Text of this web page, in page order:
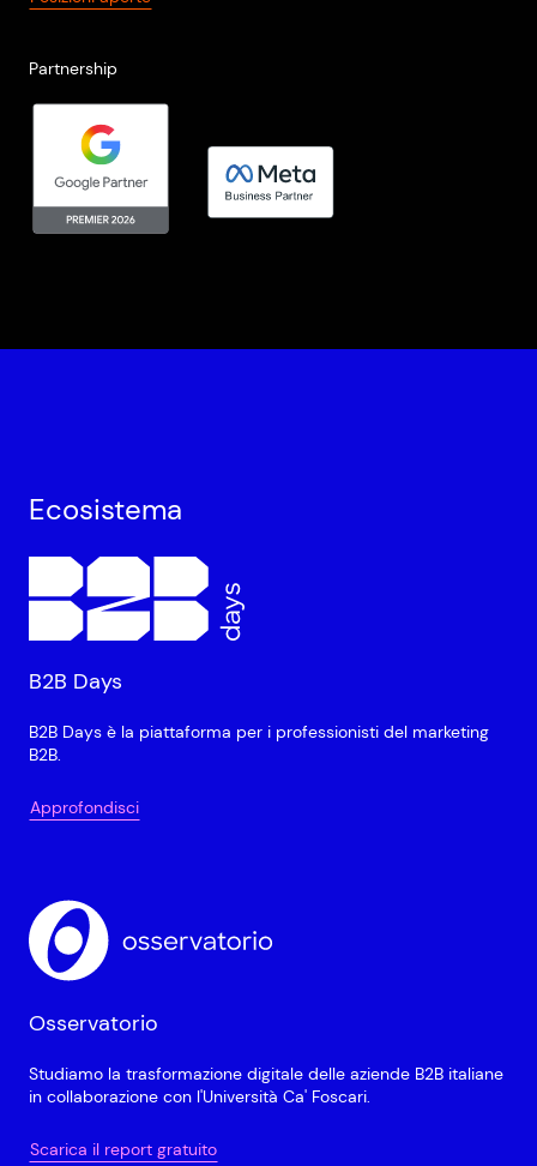
Partnership
Ecosistema
B2B Days
B2B Days è la piattaforma per i professionisti del marketing
B2B.
Approfondisci
Osservatorio
Studiamo la trasformazione digitale delle aziende B2B italiane
in collaborazione con l'Università Ca' Foscari.
Scarica il report gratuito